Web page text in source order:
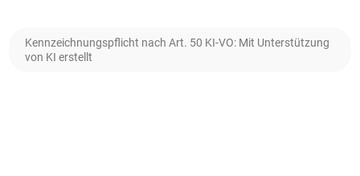
Kennzeichnungspflicht nach Art. 50 KI-VO: Mit Unterstützung
von KI erstellt